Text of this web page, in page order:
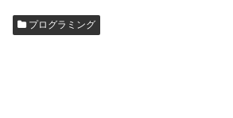
プログラミング